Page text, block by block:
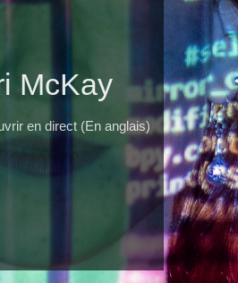
McKay
en direct (En anglais)